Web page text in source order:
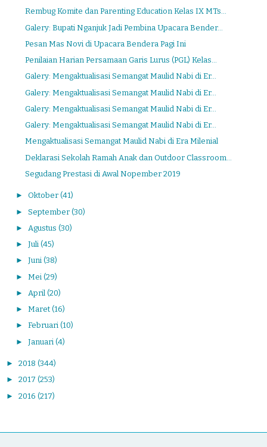
Rembug Komite dan Parenting Education Kelas IX MTs...
Galery: Bupati Nganjuk Jadi Pembina Upacara Bender...
Pesan Mas Novi di Upacara Bendera Pagi Ini
Penilaian Harian Persamaan Garis Lurus (PGL) Kelas...
Galery: Mengaktualisasi Semangat Maulid Nabi di Er...
Galery: Mengaktualisasi Semangat Maulid Nabi di Er...
Galery: Mengaktualisasi Semangat Maulid Nabi di Er...
Galery: Mengaktualisasi Semangat Maulid Nabi di Er...
Mengaktualisasi Semangat Maulid Nabi di Era Milenial
Deklarasi Sekolah Ramah Anak dan Outdoor Classroom...
Segudang Prestasi di Awal Nopember 2019
► Oktober (41)
► September (30)
► Agustus (30)
► Juli (45)
► Juni (38)
► Mei (29)
► April (20)
► Maret (16)
► Februari (10)
► Januari (4)
► 2018 (344)
► 2017 (253)
► 2016 (217)